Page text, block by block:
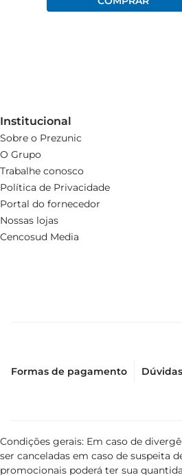
Institucional
Sobre o Prezunic
O Grupo
Trabalhe conosco
Política de Privacidade
Portal do fornecedor
Nossas lojas
Cencosud Media
Formas de pagamento
Condições gerais: Em caso de
ser canceladas em caso de suspeita
promocionais poderá ter sua